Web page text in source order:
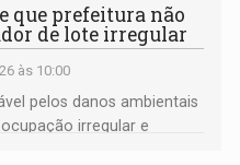
que prefeitura não
de lote irregular
às 10:00
pelos danos ambientais
irregular e